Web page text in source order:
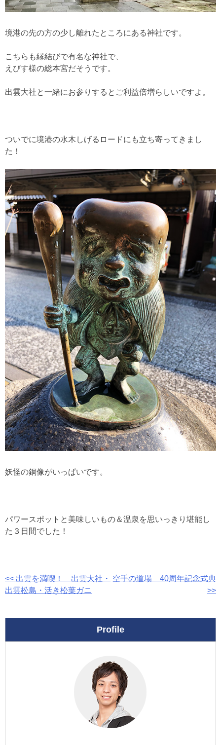
境港の先の方の少し離れたところにある神社です。
こちらも縁結びで有名な神社で、
えびす様の総本宮だそうです。
出雲大社と一緒にお参りするとご利益倍増らしいですよ。
ついでに境港の水木しげるロードにも立ち寄ってきまし
た！
妖怪の銅像がいっぱいです。
パワースポットと美味しいもの＆温泉を思いっきり堪能し
た３日間でした！
投
ナ
<< 出雲を満喫！ 出雲大社・
出雲松島・活き松葉ガニ
空手の道場 40周年記念式典
>>
Profile